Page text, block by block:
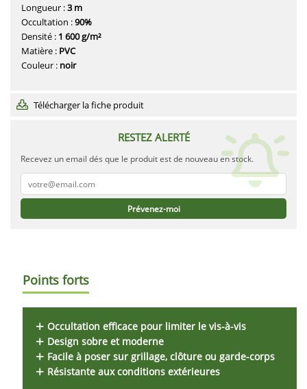
Longueur :3 m
Occultation :90%
Densité : 1 600 g/m²
Matière : PVC
Couleur : noir
Télécharger la fiche produit
RESTEZ ALERTÉ
Recevez un email dés que le produit est de nouveau en stock.
Prévenez-moi
Points forts
Occultation efficace pour limiter le vis-à-vis
Design sobre et moderne
Facile à poser sur grillage, clôture ou garde-corps
Résistante aux conditions extérieures